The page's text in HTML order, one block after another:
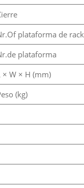
plataforma de rack
plataforma
× W × H (mm)
(kg)